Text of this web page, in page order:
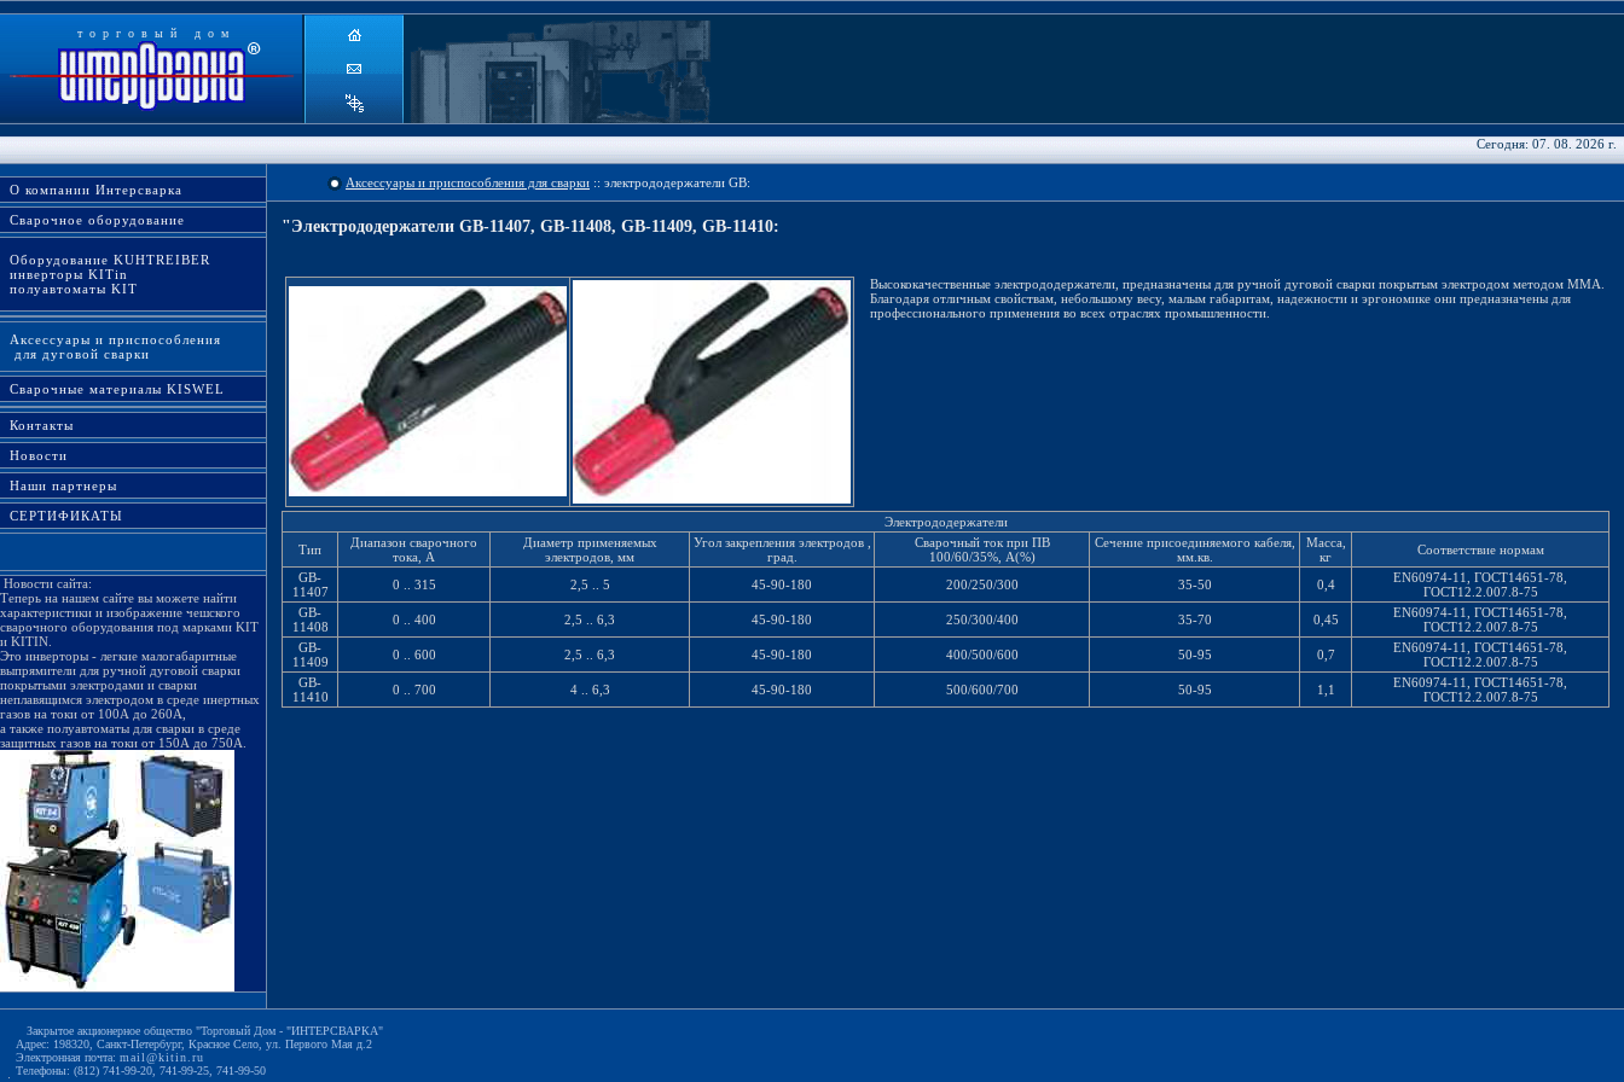
торговый дом
Сегодня: 07. 08. 2026 г.
О компании Интерсварка
Сварочное оборудование
Оборудование KUHTREIBER
инверторы KITin
полуавтоматы KIT
Аксессуары и приспособления
для дуговой сварки
Сварочные материалы KISWEL
Контакты
Новости
Наши партнеры
СЕРТИФИКАТЫ
Новости сайта:
Теперь на нашем сайте вы можете найти
характеристики и изображение чешского
сварочного оборудования под марками KIT
и KITIN.
Это инверторы - легкие малогабаритные
выпрямители для ручной дуговой сварки
покрытыми электродами и сварки
неплавящимся электродом в среде инертных
газов на токи от 100А до 260А,
а также полуавтоматы для сварки в среде
защитных газов на токи от 150А до 750А.
Аксессуары и приспособления для сварки :: электрододержатели GB:
"Электрододержатели GB-11407, GB-11408, GB-11409, GB-11410:
Высококачественные электрододержатели, предназначены для ручной дуговой сварки покрытым электродом методом ММА.
Благодаря отличным свойствам, небольшому весу, малым габаритам, надежности и эргономике они предназначены для
профессионального применения во всех отраслях промышленности.
Электрододержатели
Тип
Диапазон сварочного
тока, А
Диаметр применяемых
электродов, мм
Угол закрепления электродов ,
град.
Сварочный ток при ПВ
100/60/35%, А(%)
Сечение присоединяемого кабеля,
мм.кв.
Масса,
кг
Соответствие нормам
GB-
11407
0 .. 315 2,5 .. 5 45-90-180 200/250/300 35-50 0,4
EN60974-11, ГОСТ14651-78,
ГОСТ12.2.007.8-75
GB-
11408
0 .. 400 2,5 .. 6,3 45-90-180 250/300/400 35-70 0,45
EN60974-11, ГОСТ14651-78,
ГОСТ12.2.007.8-75
GB-
11409
0 .. 600 2,5 .. 6,3 45-90-180 400/500/600 50-95 0,7
EN60974-11, ГОСТ14651-78,
ГОСТ12.2.007.8-75
GB-
11410
0 .. 700 4 .. 6,3 45-90-180 500/600/700 50-95 1,1
EN60974-11, ГОСТ14651-78,
ГОСТ12.2.007.8-75
Закрытое акционерное общество "Торговый Дом - "ИНТЕРСВАРКА"
Адрес: 198320, Санкт-Петербург, Красное Село, ул. Первого Мая д.2
Электронная почта: mail@kitin.ru
Телефоны: (812) 741-99-20, 741-99-25, 741-99-50